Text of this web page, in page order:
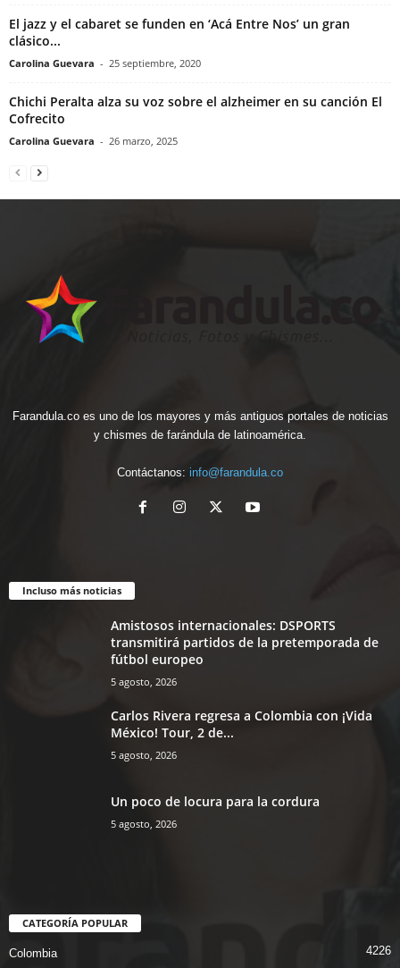
El jazz y el cabaret se funden en ‘Acá Entre Nos’ un gran
clásico...
Carolina Guevara - 25 septiembre, 2020
Chichi Peralta alza su voz sobre el alzheimer en su canción El
Cofrecito
Carolina Guevara - 26 marzo, 2025
Farandula.co es uno de los mayores y más antiguos portales de noticias
y chismes de farándula de latinoamérica.
Contáctanos: info@farandula.co
Incluso más noticias
Amistosos internacionales: DSPORTS
transmitirá partidos de la pretemporada de
fútbol europeo
5 agosto, 2026
Carlos Rivera regresa a Colombia con ¡Vida
México! Tour, 2 de...
5 agosto, 2026
Un poco de locura para la cordura
5 agosto, 2026
CATEGORÍA POPULAR
Colombia 4226